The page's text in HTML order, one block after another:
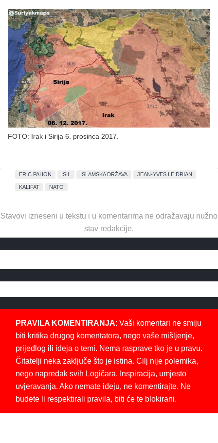
FOTO: Irak i Sirija 6. prosinca 2017.
ERIC PAHON ISIL ISLAMSKA DRŽAVA JEAN-YVES LE DRIAN
KALIFAT NATO
Stavovi izneseni u tekstu i u komentarima ne odražavaju nužno
stav redakcije.
PRAVILA KOMENTIRANJA: Vaši komentari ne smiju
biti kritika drugog komentatora, nego vaše mišljenje,
prijedlog ili ideja o temi. Nema rasprave tko je u pravu.
Čitatelji neka zaključe što je istina. Cilj nije polemika,
nego napredak svih Logičara. Inspiracija, umjesto
uvjeravanja. Ako nemate ideju, ne komentirajte. Ne
budete li respektirali pravila, biti će te blokirani.